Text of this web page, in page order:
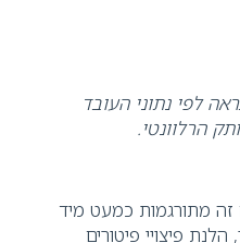
לפי נתוני העובד
הרלוונטי.
זה מתורגמות כמעט מיד
פיצויי פיטורים